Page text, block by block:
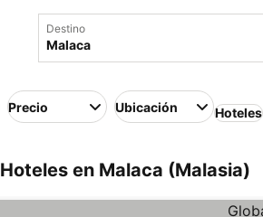
Destino
Precio Ubicación Hoteles
Hoteles en Malaca (Malasia)